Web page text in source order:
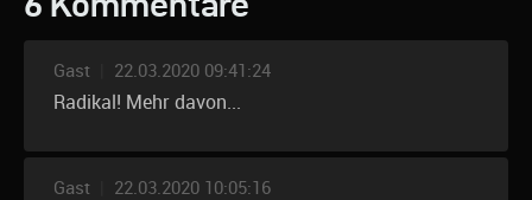
Gast 22.03.2020 09:41:24
Radikal! Mehr davon...
Gast 22.03.2020 10:05:16